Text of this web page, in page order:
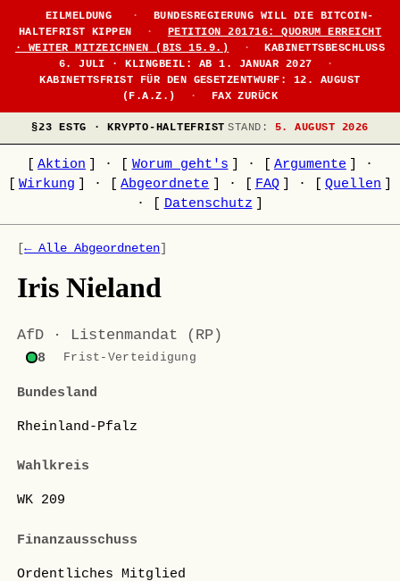
EILMELDUNG ·
BUNDESREGIERUNG WILL DIE BITCOIN-
HALTEFRIST KIPPEN
·
PETITION 201716: QUORUM ERREICHT
· WEITER MITZEICHNEN (BIS 15.9.)
·
KABINETTSBESCHLUSS
6. JULI · KLINGBEIL: AB 1. JANUAR 2027
·
KABINETTSFRIST FÜR DEN GESETZENTWURF: 12. AUGUST
(F.A.Z.)
· FAX ZURÜCK
§23 ESTG · KRYPTO-HALTEFRIST STAND: 5. AUGUST 2026
Aktion · Worum geht's · Argumente
·
Wirkung · Abgeordnete · FAQ · Quellen
·
Datenschutz
[← Alle Abgeordneten]
Iris Nieland
AfD · Listenmandat (RP)
8 Frist-Verteidigung
Bundesland
Rheinland-Pfalz
Wahlkreis
WK 209
Finanzausschuss
Ordentliches Mitglied